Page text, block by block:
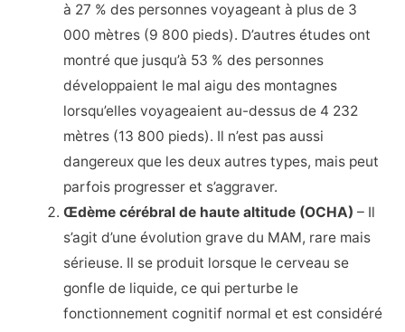
à 27 % des personnes voyageant à plus de 3
000 mètres (9 800 pieds). D’autres études ont
montré que jusqu’à 53 % des personnes
développaient le mal aigu des montagnes
lorsqu’elles voyageaient au-dessus de 4 232
mètres (13 800 pieds). Il n’est pas aussi
dangereux que les deux autres types, mais peut
parfois progresser et s’aggraver.
Œdème cérébral de haute altitude (OCHA)– Il
s’agit d’une évolution grave du MAM, rare mais
sérieuse. Il se produit lorsque le cerveau se
gonfle de liquide, ce qui perturbe le
fonctionnement cognitif normal et est considéré